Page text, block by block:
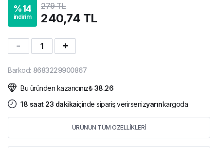
%14
indirim
279 TL
240,74 TL
1
Barkod: 8683229900867
Bu üründen kazancınız₺ 38.26
18 saat 23 dakikaiçinde sipariş verirsenizyarınkargoda
ÜRÜNÜN TÜM ÖZELLİKLERİ